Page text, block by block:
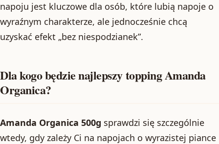
napoju jest kluczowe dla osób, które lubią napoje o
wyraźnym charakterze, ale jednocześnie chcą
uzyskać efekt „bez niespodzianek”.
Dla kogo będzie najlepszy topping Amanda
Organica?
Amanda Organica 500g sprawdzi się szczególnie
wtedy, gdy zależy Ci na napojach o wyrazistej piance